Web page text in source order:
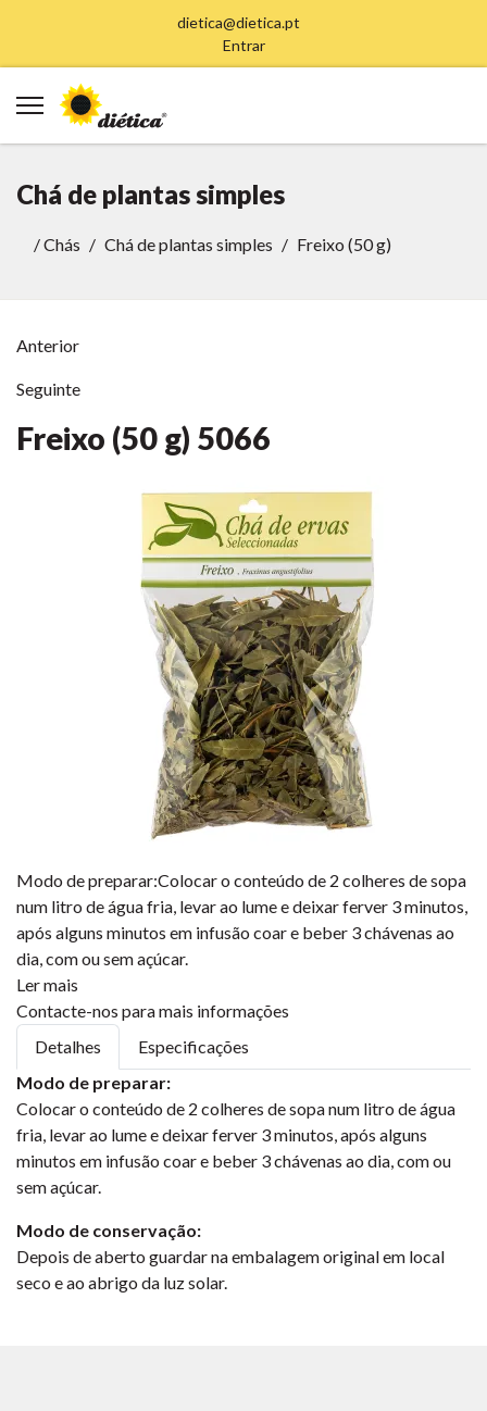
dietica@dietica.pt
Entrar
Chá de plantas simples
/Chás Chá de plantas simples Freixo (50 g)
Anterior
Seguinte
Freixo (50 g) 5066
Modo de preparar:Colocar o conteúdo de 2 colheres de sopa
num litro de água fria, levar ao lume e deixar ferver 3 minutos,
após alguns minutos em infusão coar e beber 3 chávenas ao
dia, com ou sem açúcar.
Ler mais
Contacte-nos para mais informações
Detalhes
Especificações
Modo de preparar:
Colocar o conteúdo de 2 colheres de sopa num litro de água
fria, levar ao lume e deixar ferver 3 minutos, após alguns
minutos em infusão coar e beber 3 chávenas ao dia, com ou
sem açúcar.
Modo de conservação:
Depois de aberto guardar na embalagem original em local
seco e ao abrigo da luz solar.